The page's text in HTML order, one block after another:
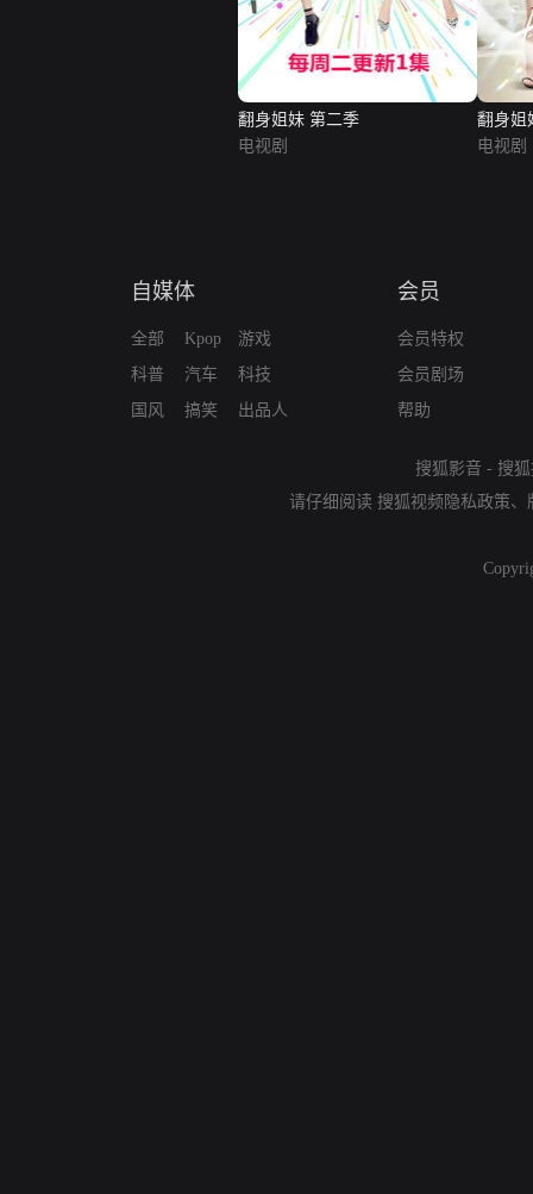
翻身姐妹 第二季
电视剧
翻身姐
电视剧
自媒体
全部
科普
国风
Kpop
汽车
搞笑
游戏
科技
出品人
会员
会员特权
会员剧场
帮助
搜狐影音 - 搜
请仔细阅读 搜狐视频隐私政策、